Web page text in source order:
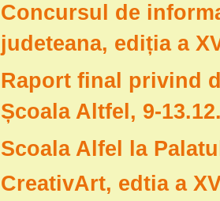
Concursul de
judeteana, ediția a
Raport final privind
Școala Altfel, 9-
Scoala Alfel la
CreativArt, edtia a